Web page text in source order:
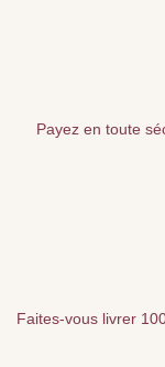
Payez en toute
Faites-vous livrer